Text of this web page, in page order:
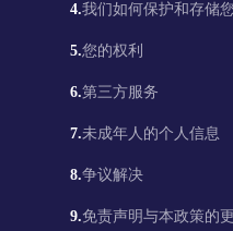
我们如何保护和存储
您的权利
第三方服务
未成年人的个人信息
争议解决
免责声明与本政策的